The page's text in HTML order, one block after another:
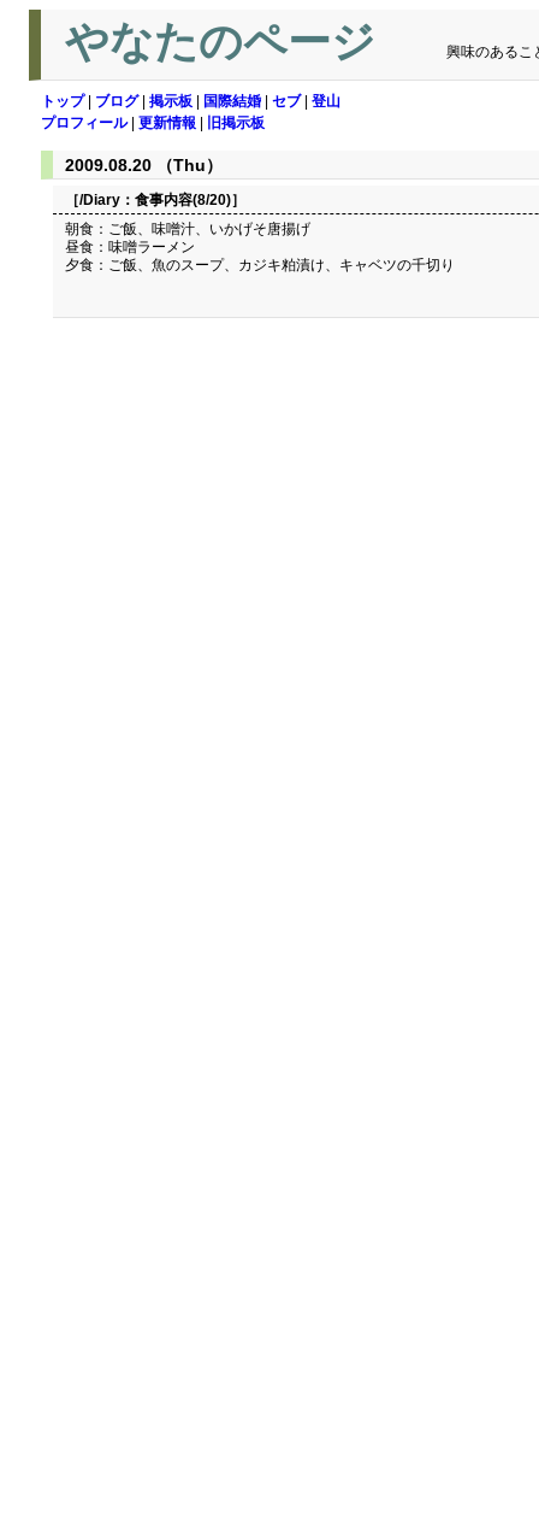
やなたのページ 興味のあるこ
トップ| ブログ| 掲示板 国際結婚 セブ| 登山
プロフィール| 更新情報 旧掲示板
2009.08.20 （Thu）
［/Diary： 食事内容(8/20)］
朝食：ご飯、味噌汁、いかげそ唐揚げ
昼食：味噌ラーメン
夕食：ご飯、魚のスープ、カジキ粕漬け、キャベツの千切り